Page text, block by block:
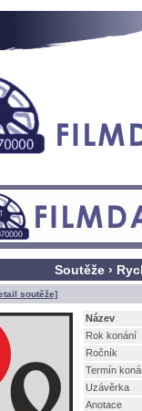
Soutěže ›
soutěže]
Název
Rok konání
Ročník
Termín
Uzávěrka
Anotace